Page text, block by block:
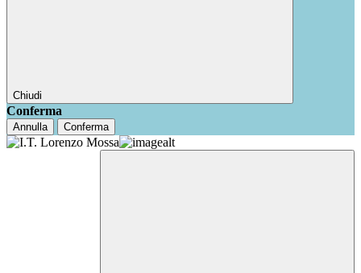
Chiudi
Conferma
Annulla Conferma